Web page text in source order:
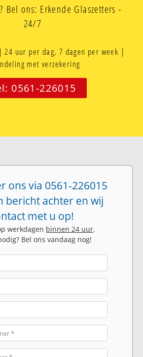
Bel ons: Erkende Glaszetters -
24/7
24 uur per dag, 7 dagen per week |
met verzekering
0561-226015
ons via 0561-226015
bericht achter en wij
met u op!
werkdagen binnen 24 uur.
Bel ons vandaag nog!